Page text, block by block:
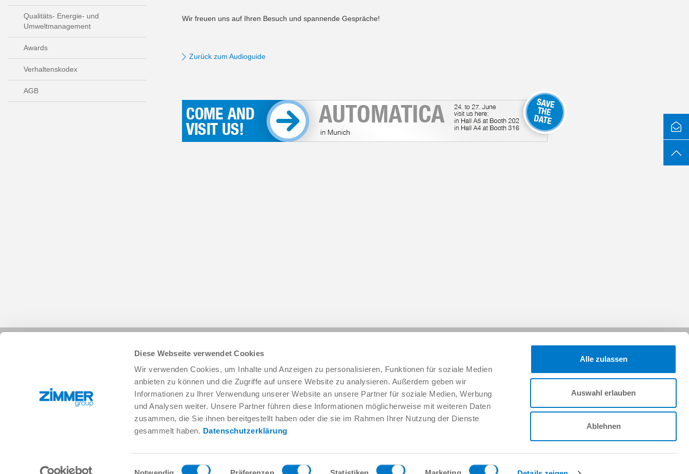
Diese Webseite verwendet Cookies
Wir verwenden Cookies, um Inhalte und Anzeigen zu personalisieren, Funktionen für soziale Medien
anbieten zu können und die Zugriffe auf unsere Website zu analysieren. Außerdem geben wir
Informationen zu Ihrer Verwendung unserer Website an unsere Partner für soziale Medien, Werbung
und Analysen weiter. Unsere Partner führen diese Informationen möglicherweise mit weiteren Daten
zusammen, die Sie ihnen bereitgestellt haben oder die sie im Rahmen Ihrer Nutzung der Dienste
gesammelt haben. Datenschutzerklärung
Einwilligungsauswahl
Alle zulassen
Auswahl erlauben
Ablehnen
Qualitäts- Energie- und
Umweltmanagement
Awards
Verhaltenskodex
AGB
Wir freuen uns auf Ihren Besuch und spannende Gespräche!
Zurück zum Audioguide
+49 78 44 9139-0 info.de@zimmer-group.com Folgen Sie uns:
Ansprechpartner weltweit
THE KNOW-HOW FACTORY